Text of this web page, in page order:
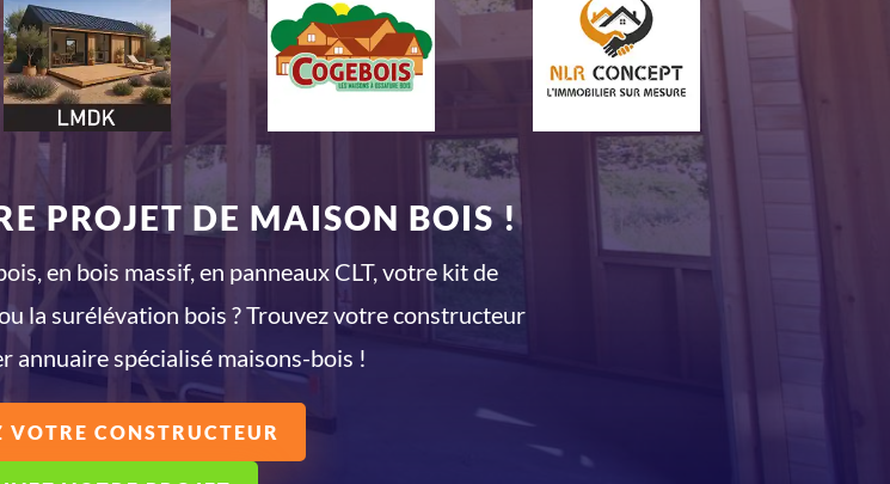
PROJET DE MAISON BOIS !
en bois massif, en panneaux CLT, votre kit de
la surélévation bois ? Trouvez votre constructeur
annuaire spécialisé maisons-bois !
VOTRE CONSTRUCTEUR